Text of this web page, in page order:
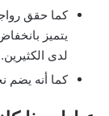
كما حقق
يتميز
لدى الكثيرين.
كما أنه يضم